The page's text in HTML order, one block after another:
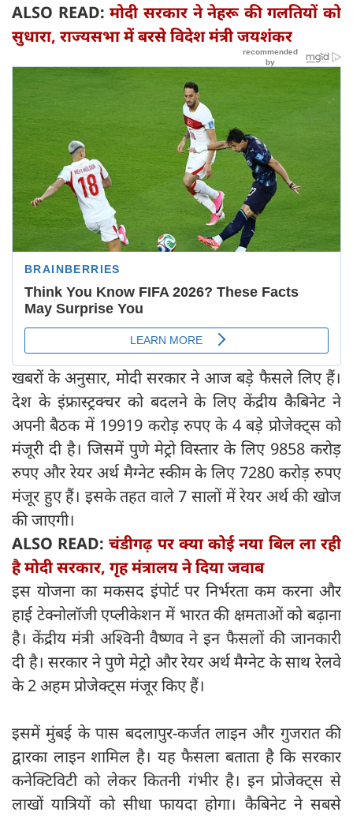
ALSO READ:मोदी सरकार ने नेहरू की गलतियों को
सुधारा, राज्यसभा में बरसे विदेश मंत्री जयशंकर
खबरों के अनुसार, मोदी सरकार ने आज बड़े फैसले लिए हैं।
देश के इंफ्रास्ट्रक्चर को बदलने के लिए केंद्रीय कैबिनेट ने
अपनी बैठक में 19919 करोड़ रुपए के 4 बड़े प्रोजेक्ट्स को
मंजूरी दी है। जिसमें पुणे मेट्रो विस्तार के लिए 9858 करोड़
रुपए और रेयर अर्थ मैग्नेट स्कीम के लिए 7280 करोड़ रुपए
मंजूर हुए हैं। इसके तहत वाले 7 सालों में रेयर अर्थ की खोज
की जाएगी।
ALSO READ:चंडीगढ़ पर क्या कोई नया बिल ला रही
है मोदी सरकार, गृह मंत्रालय ने दिया जवाब
इस योजना का मकसद इंपोर्ट पर निर्भरता कम करना और
हाई टेक्नोलॉजी एप्लीकेशन में भारत की क्षमताओं को बढ़ाना
है। केंद्रीय मंत्री अश्विनी वैष्णव ने इन फैसलों की जानकारी
दी है। सरकार ने पुणे मेट्रो और रेयर अर्थ मैग्नेट के साथ रेलवे
के 2 अहम प्रोजेक्ट्स मंजूर किए हैं।
इसमें मुंबई के पास बदलापुर-कर्जत लाइन और गुजरात की
द्वारका लाइन शामिल है। यह फैसला बताता है कि सरकार
कनेक्टिविटी को लेकर कितनी गंभीर है। इन प्रोजेक्ट्स से
लाखों यात्रियों को सीधा फायदा होगा। कैबिनेट ने सबसे